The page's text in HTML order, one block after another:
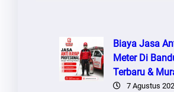
Biaya Jasa
Meter Di
Terbaru &
7 Agustus